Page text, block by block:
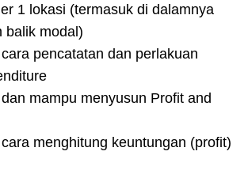
1 lokasi (termasuk di dalamnya
balik modal)
pencatatan dan perlakuan
mampu menyusun Profit and
menghitung keuntungan (profit)